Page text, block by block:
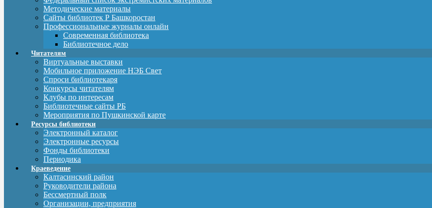
Методические материалы
Сайты библиотек Р Башкоростан
Профессиональные журналы онлайн
Современная библиотека
Библиотечное дело
Читателям
Виртуальные выставки
Мобильное приложение НЭБ Свет
Спроси библиотекаря
Конкурсы читателям
Клубы по интересам
Библиотечные сайты РБ
Мероприятия по Пушкинской карте
Ресурсы библиотеки
Электронный каталог
Электронные ресурсы
Фонды библиотеки
Периодика
Краеведение
Калтасинский район
Руководители района
Бессмертный полк
Организации, предприятия